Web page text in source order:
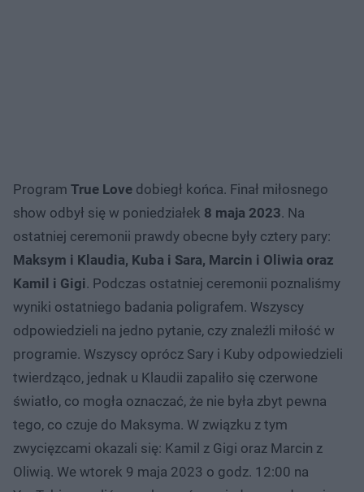
Program True Love dobiegł końca. Finał miłosnego
show odbył się w poniedziałek 8 maja 2023. Na
ostatniej ceremonii prawdy obecne były cztery pary:
Maksym i Klaudia, Kuba i Sara, Marcin i Oliwia oraz
Kamil i Gigi. Podczas ostatniej ceremonii poznaliśmy
wyniki ostatniego badania poligrafem. Wszyscy
odpowiedzieli na jedno pytanie, czy znaleźli miłość w
programie. Wszyscy oprócz Sary i Kuby odpowiedzieli
twierdząco, jednak u Klaudii zapaliło się czerwone
światło, co mogła oznaczać, że nie była zbyt pewna
tego, co czuje do Maksyma. W związku z tym
zwycięzcami okazali się: Kamil z Gigi oraz Marcin z
Oliwią. We wtorek 9 maja 2023 o godz. 12:00 na